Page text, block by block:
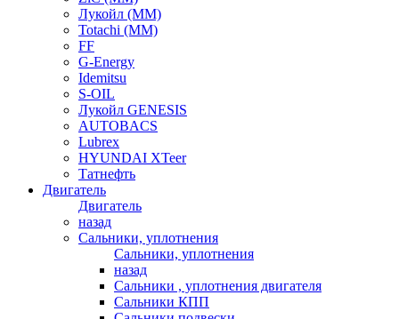
Лукойл (ММ)
Totachi (MM)
FF
G-Energy
Idemitsu
S-OIL
Лукойл GENESIS
AUTOBACS
Lubrex
HYUNDAI XTeer
Татнефть
Двигатель
Двигатель
назад
Сальники, уплотнения
Сальники, уплотнения
назад
Сальники , уплотнения двигателя
Сальники КПП